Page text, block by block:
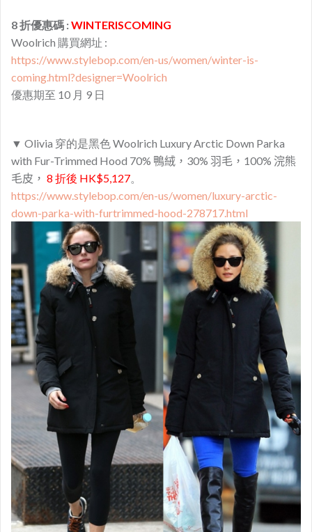
8 折優惠碼 :WINTERISCOMING
Woolrich 購買網址 :
https://www.stylebop.com/en-us/women/winter-is-
coming.html?designer=Woolrich
優惠期至 10 月 9 日
▼ Olivia 穿的是黑色 Woolrich Luxury Arctic Down Parka
with Fur-Trimmed Hood 70% 鴨絨，30% 羽毛， 100% 浣熊
毛皮 ， 8 折後 HK$5,127
https://www.stylebop.com/en-us/women/luxury-arctic-
down-parka-with-furtrimmed-hood-278717.html